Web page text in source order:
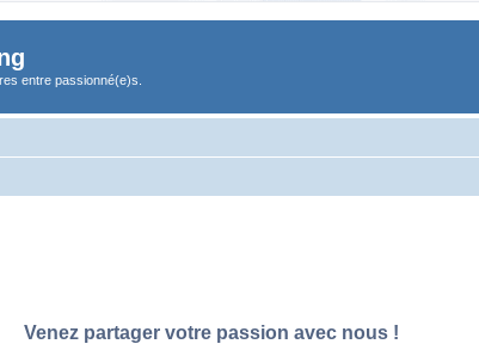
entre passionné(e)s.
Venez partager votre passion avec nous !